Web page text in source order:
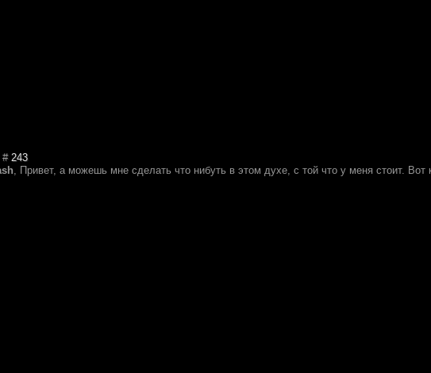
# 243
, Привет, а можешь мне сделать что нибуть в этом духе, с той что у меня стоит.